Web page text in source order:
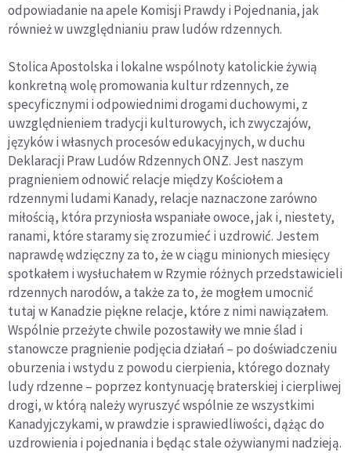
odpowiadanie na apele Komisji Prawdy i Pojednania, jak
również w uwzględnianiu praw ludów rdzennych.
Stolica Apostolska i lokalne wspólnoty katolickie żywią
konkretną wolę promowania kultur rdzennych, ze
specyficznymi i odpowiednimi drogami duchowymi, z
uwzględnieniem tradycji kulturowych, ich zwyczajów,
języków i własnych procesów edukacyjnych, w duchu
Deklaracji Praw Ludów Rdzennych ONZ. Jest naszym
pragnieniem odnowić relacje między Kościołem a
rdzennymi ludami Kanady, relacje naznaczone zarówno
miłością, która przyniosła wspaniałe owoce, jak i, niestety,
ranami, które staramy się zrozumieć i uzdrowić. Jestem
naprawdę wdzięczny za to, że w ciągu minionych miesięcy
spotkałem i wysłuchałem w Rzymie różnych przedstawicieli
rdzennych narodów, a także za to, że mogłem umocnić
tutaj w Kanadzie piękne relacje, które z nimi nawiązałem.
Wspólnie przeżyte chwile pozostawiły we mnie ślad i
stanowcze pragnienie podjęcia działań – po doświadczeniu
oburzenia i wstydu z powodu cierpienia, którego doznały
ludy rdzenne – poprzez kontynuację braterskiej i cierpliwej
drogi, w którą należy wyruszyć wspólnie ze wszystkimi
Kanadyjczykami, w prawdzie i sprawiedliwości, dążąc do
uzdrowienia i pojednania i będąc stale ożywianymi nadzieją.